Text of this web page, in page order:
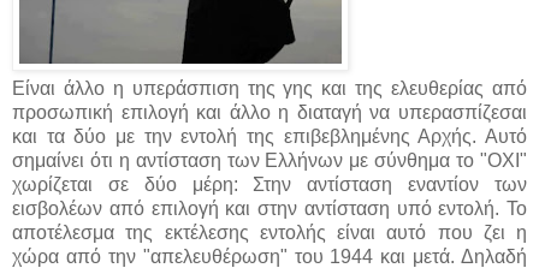
Είναι άλλο η υπεράσπιση της γης και της ελευθερίας από
προσωπική επιλογή και άλλο η διαταγή να υπερασπίζεσαι
και τα δύο με την εντολή της επιβεβλημένης Αρχής. Αυτό
σημαίνει ότι η αντίσταση των Ελλήνων με σύνθημα το "ΟΧΙ"
χωρίζεται σε δύο μέρη: Στην αντίσταση εναντίον των
εισβολέων από επιλογή και στην αντίσταση υπό εντολή. Το
αποτέλεσμα της εκτέλεσης εντολής είναι αυτό που ζει η
χώρα από την "απελευθέρωση" του 1944 και μετά. Δηλαδή